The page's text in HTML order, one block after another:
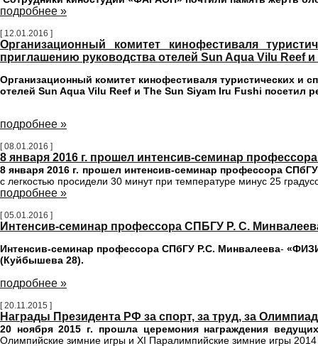
подробнее »
[ 12.01.2016 ]
Организационный комитет кинофестиваля
приглашению руководства отелей Sun Aqua Vilu Reef
Организационный комитет кинофестиваля туристических
отелей Sun Aqua Vilu Reef и The Sun Siyam Iru Fushi посетил
подробнее »
[ 08.01.2016 ]
8 января 2016 г. прошел интенсив-семинар
8 января 2016 г. прошел интенсив-семинар профессора
с легкостью просидели 30 минут при температуре минус 25
подробнее »
[ 05.01.2016 ]
Интенсив-семинар профессора СПБГУ Р. С.
Интенсив-семинар профессора СПбГУ Р.С. Минвалеева-
(Куйбышева 28).
подробнее »
[ 20.11.2015 ]
Награды Президента РФ за спорт, за труд, за
20 ноября 2015 г. прошла церемония награждения
Олимпийские зимние игры и XI Паралимпийские зимние игры 2014